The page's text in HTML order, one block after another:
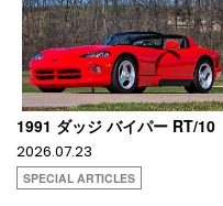
1991 ダッジ バイパー RT/10
2026.07.23
SPECIAL ARTICLES